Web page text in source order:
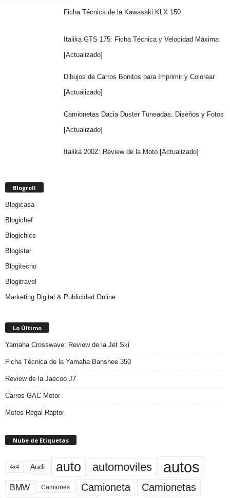
Ficha Técnica de la Kawasaki KLX 150
Italika GTS 175: Ficha Técnica y Velocidad Máxima
[Actualizado]
Dibujos de Carros Bonitos para Imprimir y Colorear
[Actualizado]
Camionetas Dacia Duster Tuneadas: Diseños y Fotos
[Actualizado]
Italika 200Z: Review de la Moto [Actualizado]
Blogroll
Blogicasa
Blogichef
Blogichics
Blogistar
Blogitecno
Blogitravel
Marketing Digital & Publicidad Online
Lo Último
Yamaha Crosswave: Review de la Jet Ski
Ficha Técnica de la Yamaha Banshee 350
Review de la Jaecoo J7
Carros GAC Motor
Motos Regal Raptor
Nube de Etiquetas
4x4 Audi auto automoviles autos
BMW Camiones Camioneta Camionetas